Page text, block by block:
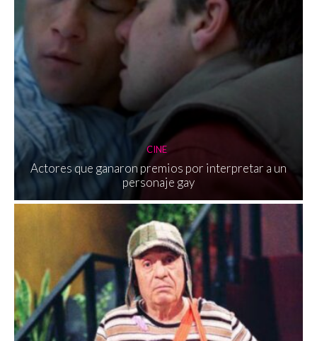
CINE
Actores que ganaron premios por interpretar a un
personaje gay